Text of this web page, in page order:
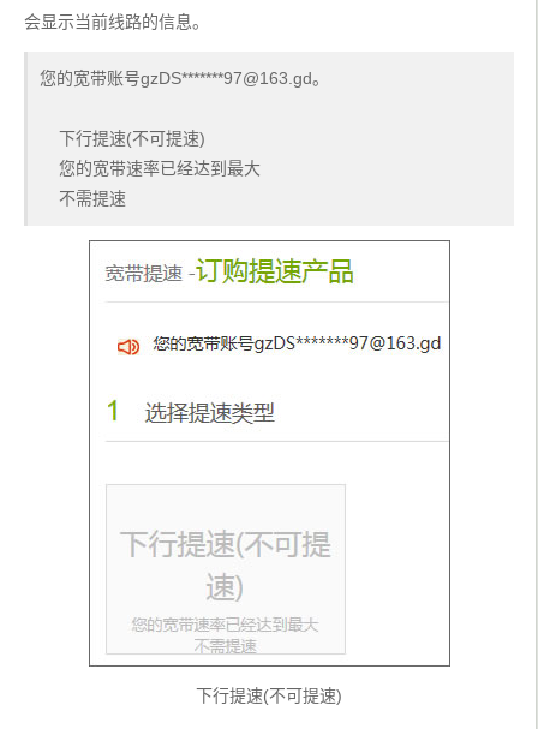
会显示当前线路的信息。
您的宽带账号gzDS*******97@163.gd。
下行提速(不可提速)
您的宽带速率已经达到最大
不需提速
下行提速(不可提速)